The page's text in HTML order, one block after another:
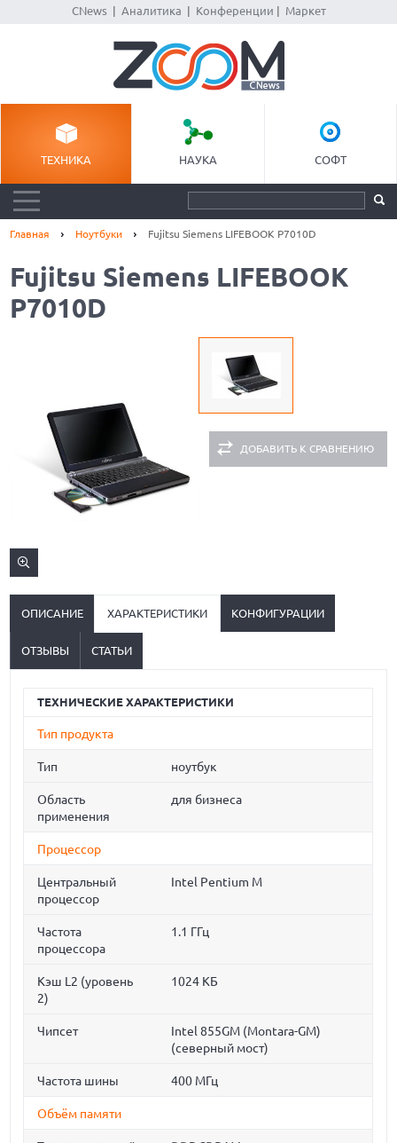
CNews| Аналитика Конференции Маркет
ТЕХНИКА НАУКА СОФТ
Главная Ноутбуки Fujitsu Siemens LIFEBOOK P7010D
Fujitsu Siemens LIFEBOOK
P7010D
ДОБАВИТЬ К СРАВНЕНИЮ
ОПИСАНИЕ ХАРАКТЕРИСТИКИ КОНФИГУРАЦИИ
ОТЗЫВЫ СТАТЬИ
ТЕХНИЧЕСКИЕ ХАРАКТЕРИСТИКИ
Тип продукта
Тип ноутбук
Область
применения
для бизнеса
Процессор
Центральный
процессор
Intel Pentium M
Частота
процессора
1.1 ГГц
Кэш L2 (уровень
2)
1024 КБ
Чипсет
Intel 855GM (Montara-GM)
(северный мост)
Частота шины 400 МГц
Объём памяти